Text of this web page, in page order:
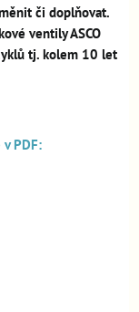
či doplňovat.
ventily ASCO
tj. kolem 10 let
PDF: